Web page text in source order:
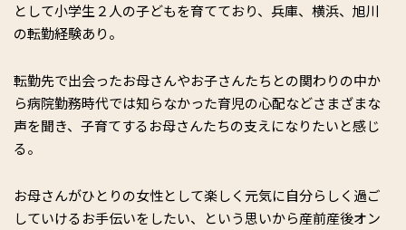
として小学生２人の子どもを育てており、兵庫、横浜、旭川
の転勤経験あり。
転勤先で出会ったお母さんやお子さんたちとの関わりの中か
ら病院勤務時代では知らなかった育児の心配などさまざまな
声を聞き、子育てするお母さんたちの支えになりたいと感じ
る。
お母さんがひとりの女性として楽しく元気に自分らしく過ご
していけるお手伝いをしたい、という思いから産前産後オン